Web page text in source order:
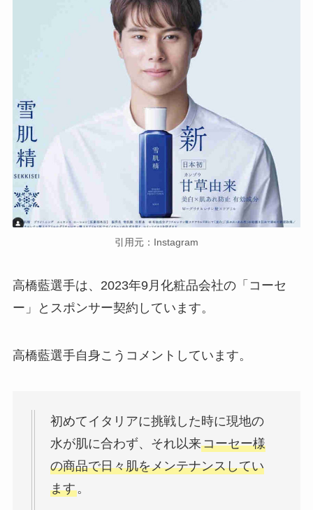
引用元：Instagram
高橋藍選手は、2023年9月化粧品会社の「コーセ
ー」とスポンサー契約しています。
高橋藍選手自身こうコメントしています。
初めてイタリアに挑戦した時に現地の
水が肌に合わず、それ以来コーセー様
の商品で日々肌をメンテナンスしてい
ます。